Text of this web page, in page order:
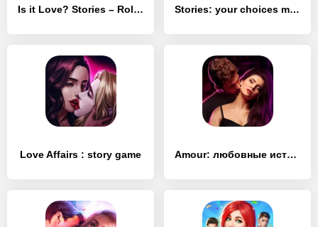
Is it Love? Stories – Roleplay Stories: your choices matter
Love Affairs : story game Amour: любовные истории